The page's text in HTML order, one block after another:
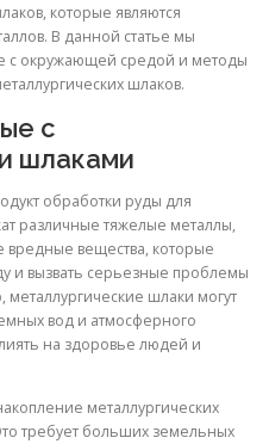
которые являются
В данной статье мы
с окружающей средой и методы
шлаков.
с
шлаками
обработки руды для
различные тяжелые металлы,
вещества, которые
и вызвать серьезные проблемы
шлаки могут
вод и атмосферного
на здоровье людей и
металлургических
требует больших земельных